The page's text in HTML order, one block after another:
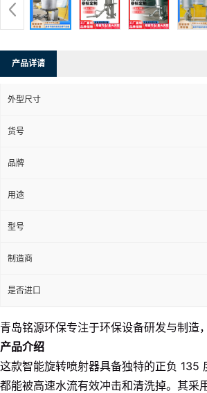
产品详请
外型尺寸
货号
品牌
用途
型号
制造商
是否进口
青岛铭源环保专注于环保设备研发与制造
产品介绍
这款智能旋转喷射器具备独特的正负 135
都能被高速水流有效冲击和清洗掉。其采